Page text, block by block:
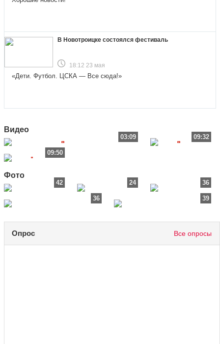
В Новотроицке состоялся фестиваль
18:12 23 мая
«Дети. Футбол. ЦСКА — Все сюда!»
Видео
03:09 09:32
09:50
Фото
42 24 36
36 39
Опрос Все опросы